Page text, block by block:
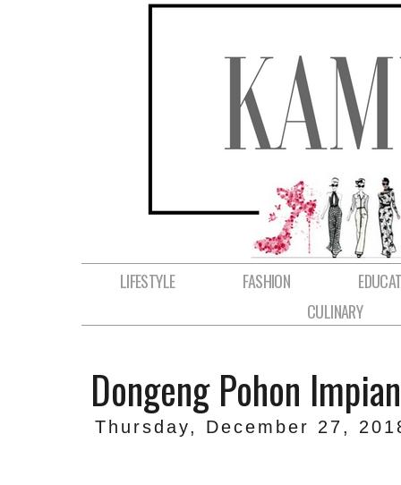
LIFESTYLE FASHION
CULINARY
Dongeng Pohon Impian
Thursday, December 27,